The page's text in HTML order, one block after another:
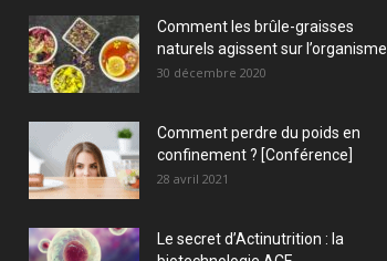
Comment les brûle-graisses
naturels agissent sur l’organisme
30 décembre 2020
Comment perdre du poids en
confinement ? [Conférence]
28 avril 2021
Le secret d’Actinutrition : la